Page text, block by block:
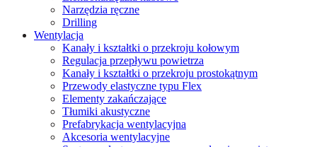
Narzędzia ręczne
Drilling
Wentylacja
Kanały i kształtki o przekroju kołowym
Regulacja przepływu powietrza
Kanały i kształtki o przekroju prostokątnym
Przewody elastyczne typu Flex
Elementy zakańczające
Tłumiki akustyczne
Prefabrykacja wentylacyjna
Akcesoria wentylacyjne